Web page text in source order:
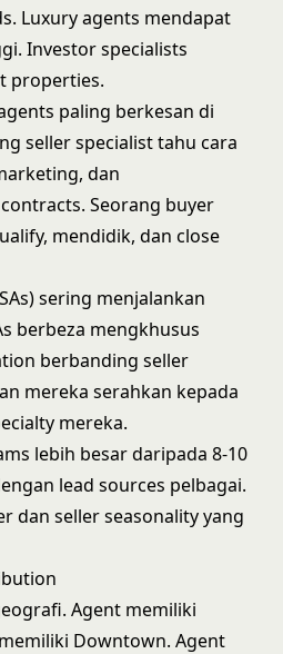
Luxury agents mendapat
Investor specialists
properties.
paling berkesan di
seller specialisttahu cara
dan
Seorang buyer
mendidik, dan close
sering menjalankan
berbeza mengkhusus
berbanding seller
mereka serahkan kepada
mereka.
lebih besar daripada 8-10
lead sources pelbagai.
dan seller seasonality yang
Agent memiliki
Downtown. Agent